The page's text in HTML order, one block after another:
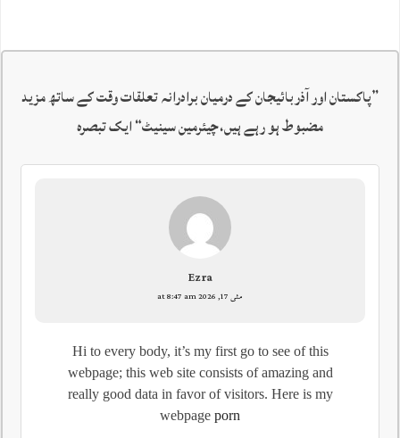
”پاکستان اور آذربائیجان کے درمیان برادرانہ تعلقات وقت کے ساتھ مزید
مضبوط ہو رہے ہیں،چیئرمین سینیٹ“ ایک تبصرہ
Ezra
مئی 17, 2026 at 8:47 am
Hi to every body, it’s my first go to see of this
webpage; this web site consists of amazing and
really good data in favor of visitors. Here is my
webpage porn